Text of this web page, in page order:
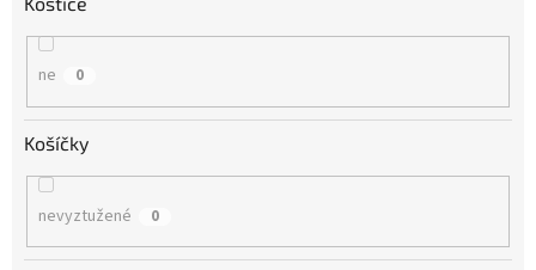
ne 0
Košíčky
nevyztužené 0